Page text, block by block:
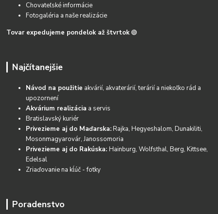
Chovateľské informácie
Fotogaléria a naše realizácie
Tovar expedujeme pondelok až štvrtok 🟢
Najčítanejšie
Návod na použitie akvárií, akvaterárií, terárií a niekoľko rád a
upozornení
Akvárium realizácia a servis
Bratislavský kuriér
Privezieme aj do Maďarska:Rajka, Hegyeshalom, Dunakiliti,
Mosonmagyarovár, Janossomoria
Privezieme aj do Rakúska:Hainburg, Wolfsthal, Berg, Kittsee,
Edelsal
Zriaďovanie na kĺúč - fotky
Poradenstvo